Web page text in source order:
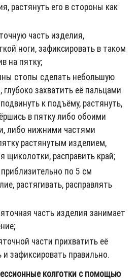
растянуть его в стороны как
часть изделия,
ноги, зафиксировать в таком
на пятку;
стопы сделать небольшую
глубоко захватить её пальцами
к подъёму, растянуть,
в пятку либо обоими
либо нижними частями
растянутым изделием,
щиколотки, расправить край;
по 5 см
растягивать, расправлять
часть изделия занимает
части прихватить её
зафиксировать правильно.
колготки с помощью